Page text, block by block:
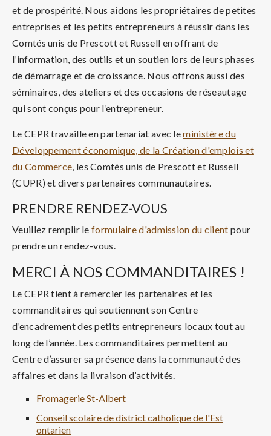
et de prospérité. Nous aidons les propriétaires de petites
entreprises et les petits entrepreneurs à réussir dans les
Comtés unis de Prescott et Russell en offrant de
l’information, des outils et un soutien lors de leurs phases
de démarrage et de croissance. Nous offrons aussi des
séminaires, des ateliers et des occasions de réseautage
qui sont conçus pour l’entrepreneur.
Le CEPR travaille en partenariat avec leministère du
Développement économique, de la Création d'emplois et
du Commerce, les Comtés unis de Prescott et Russell
(CUPR) et divers partenaires communautaires.
PRENDRE RENDEZ-VOUS
Veuillez remplir leformulaire d'admission du client pour
prendre un rendez-vous.
MERCI À NOS COMMANDITAIRES !
Le CEPR tient à remercier les partenaires et les
commanditaires qui soutiennent son Centre
d’encadrement des petits entrepreneurs locaux tout au
long de l’année. Les commanditaires permettent au
Centre d’assurer sa présence dans la communauté des
affaires et dans la livraison d’activités.
Fromagerie St-Albert
Conseil scolaire de district catholique de l'Est
ontarien